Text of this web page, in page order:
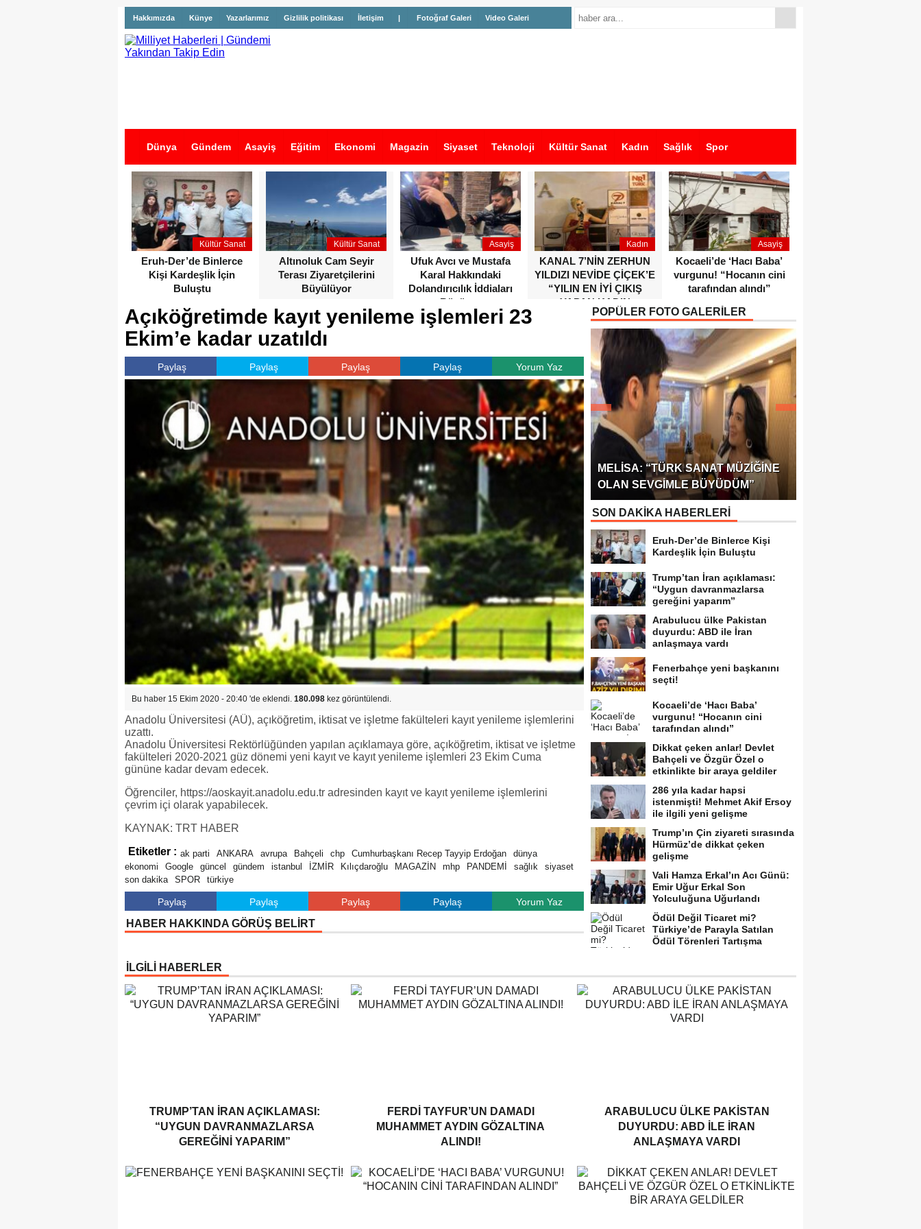
Hakkımızda Künye Yazarlarımız Gizlilik politikası İletişim | Fotoğraf Galeri Video Galeri
Dünya Gündem Asayiş Eğitim Ekonomi Magazin Siyaset Teknoloji Kültür Sanat Kadın Sağlık Spor
İş İlanları
Kültür Sanat
Eruh-Der’de Binlerce
Kişi Kardeşlik İçin
Buluştu
Kültür Sanat
Altınoluk Cam Seyir
Terası Ziyaretçilerini
Büyülüyor
Asayiş
Ufuk Avcı ve Mustafa
Karal Hakkındaki
Dolandırıcılık İddiaları
Büyüyor
Kadın
KANAL 7’NİN ZERHUN
YILDIZI NEVİDE ÇİÇEK’E
“YILIN EN İYİ ÇIKIŞ
YAPAN KADIN
OYUNCUSU” ÖDÜLÜ!
Asayiş
Kocaeli’de ‘Hacı Baba’
vurgunu! “Hocanın cini
tarafından alındı”
Açıköğretimde kayıt yenileme işlemleri 23
Ekim’e kadar uzatıldı
Paylaş Paylaş Paylaş Paylaş Yorum Yaz
Bu haber 15 Ekim 2020 - 20:40 'de eklendi. 180.098 kez görüntülendi.
Anadolu Üniversitesi (AÜ), açıköğretim, iktisat ve işletme fakülteleri kayıt yenileme işlemlerini
uzattı.
Anadolu Üniversitesi Rektörlüğünden yapılan açıklamaya göre, açıköğretim, iktisat ve işletme
fakülteleri 2020-2021 güz dönemi yeni kayıt ve kayıt yenileme işlemleri 23 Ekim Cuma
gününe kadar devam edecek.
Öğrenciler, https://aoskayit.anadolu.edu.tr adresinden kayıt ve kayıt yenileme işlemlerini
çevrim içi olarak yapabilecek.
KAYNAK: TRT HABER
Etiketler : ak parti ANKARA avrupa Bahçeli chp Cumhurbaşkanı Recep Tayyip Erdoğan
dünya
ekonomi
Google güncel gündem istanbul İZMİR Kılıçdaroğlu MAGAZİN mhp PANDEMİ sağlık
siyaset
son dakika
SPOR türkiye
Paylaş Paylaş Paylaş Paylaş Yorum Yaz
HABER HAKKINDA GÖRÜŞ BELİRT
POPÜLER FOTO GALERİLER
MELISA: “TÜRK SANAT MÜZIĞINE
OLAN SEVGIMLE BÜYÜDÜM”
SON DAKİKA HABERLERİ
Eruh-Der’de Binlerce Kişi
Kardeşlik İçin Buluştu
Trump’tan İran açıklaması:
“Uygun davranmazlarsa
gereğini yaparım”
Arabulucu ülke Pakistan
duyurdu: ABD ile İran
anlaşmaya vardı
Fenerbahçe yeni başkanını
seçti!
Kocaeli’de ‘Hacı Baba’
vurgunu! “Hocanın cini
tarafından alındı”
Dikkat çeken anlar! Devlet
Bahçeli ve Özgür Özel o
etkinlikte bir araya geldiler
286 yıla kadar hapsi
istenmişti! Mehmet Akif Ersoy
ile ilgili yeni gelişme
Trump’ın Çin ziyareti sırasında
Hürmüz’de dikkat çeken
gelişme
Vali Hamza Erkal’ın Acı Günü:
Emir Uğur Erkal Son
Yolculuğuna Uğurlandı
Ödül Değil Ticaret mi?
Türkiye’de Parayla Satılan
Ödül Törenleri Tartışma
İLGİLİ HABERLER
TRUMP’TAN İRAN AÇIKLAMASI:
“UYGUN DAVRANMAZLARSA
GEREĞINI YAPARIM”
FERDI TAYFUR’UN DAMADI
MUHAMMET AYDIN GÖZALTINA
ALINDI!
ARABULUCU ÜLKE PAKISTAN
DUYURDU: ABD ILE İRAN
ANLAŞMAYA VARDI